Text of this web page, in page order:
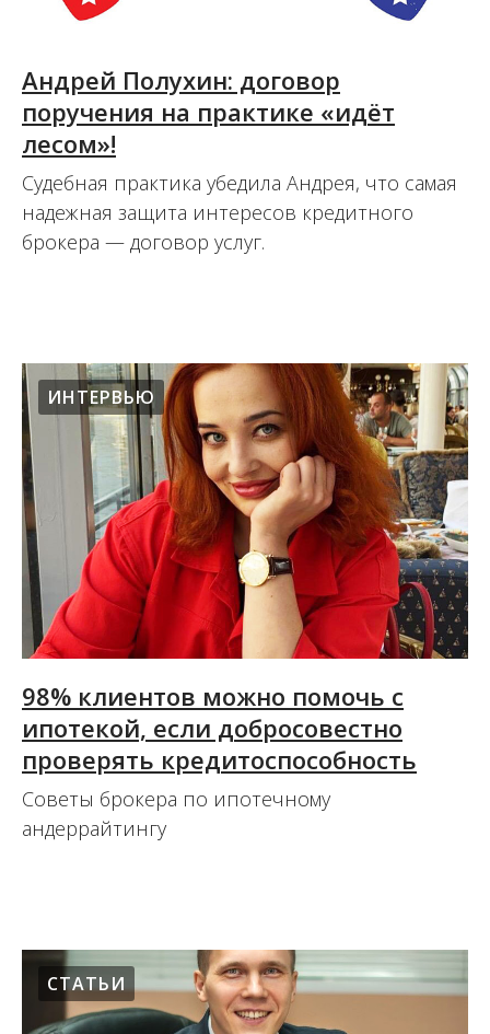
Андрей Полухин: договор
поручения на практике «идёт
лесом»!
Судебная практика убедила Андрея, что самая
надежная защита интересов кредитного
брокера — договор услуг.
ИНТЕРВЬЮ
98% клиентов можно помочь с
ипотекой, если добросовестно
проверять кредитоспособность
Советы брокера по ипотечному
андеррайтингу
СТАТЬИ